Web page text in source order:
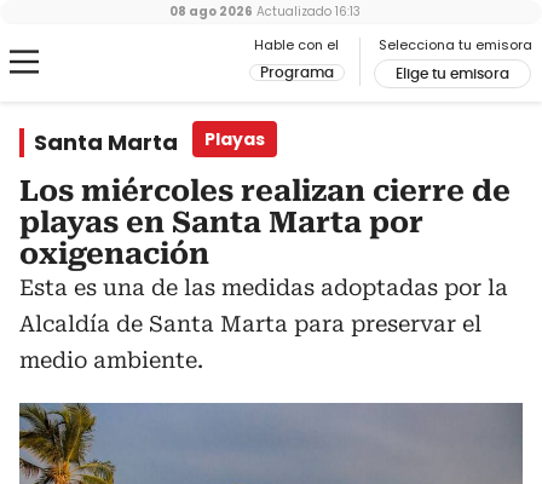
Hable con el
Programa
Selecciona tu emisora
Elige tu emisora
08 ago 2026 Actualizado 16:13
Santa Marta Playas
Los miércoles realizan cierre de
playas en Santa Marta por
oxigenación
Esta es una de las medidas adoptadas por la
Alcaldía de Santa Marta para preservar el
medio ambiente.